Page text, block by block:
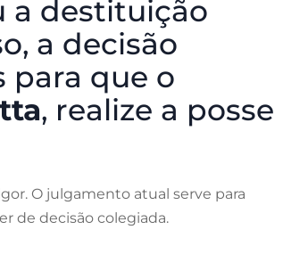
a destituição
a decisão
para que o
, realize a posse
O julgamento atual serve para
de decisão colegiada.